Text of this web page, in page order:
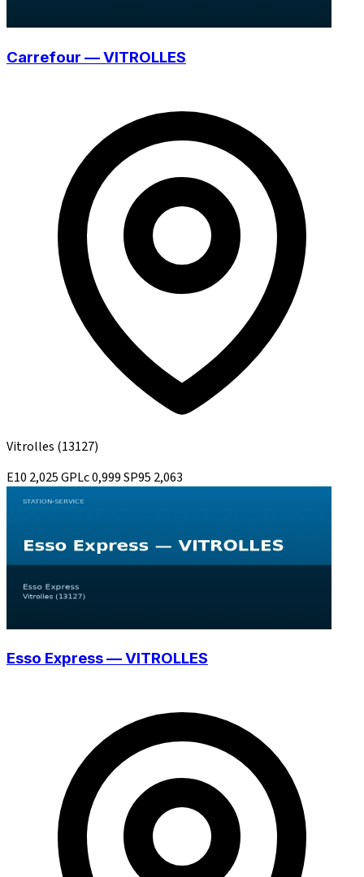
Carrefour — VITROLLES
Vitrolles (13127)
E10 2,025GPLc0,999SP95 2,063
Esso Express — VITROLLES